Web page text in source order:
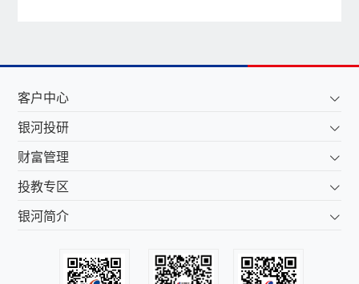
客户中心
银河投研
财富管理
投教专区
银河简介